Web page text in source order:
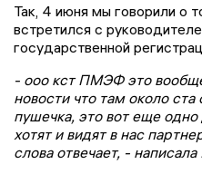
Так, 4 июня мы говорили о
встретился с
государственной
- ооо кст ПМЭФ это
новости что там около
пушечка, это вот еще
хотят и видят в нас
слова отвечает, -